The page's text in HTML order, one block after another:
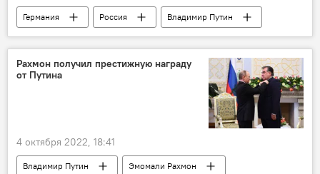
Германия Россия
Владимир Путин
Обзор СМИ
Политика
Рахмон получил престижную награду
от Путина
4 октября 2022, 18:41
Владимир Путин
Эмомали Рахмон